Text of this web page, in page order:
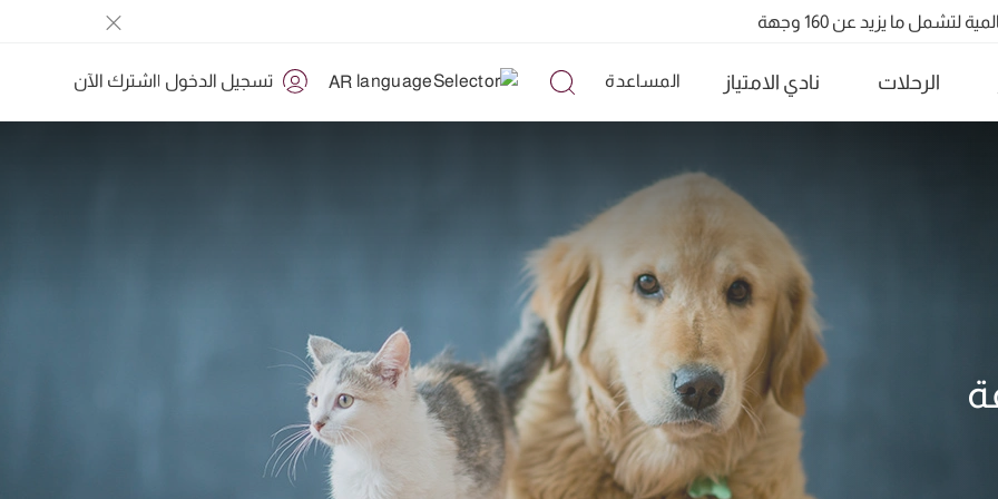
ما يزيد عن 160 وجهة
الرحلات نادي الامتياز المساعدة AR تسجيل الدخول |اشترك الآن